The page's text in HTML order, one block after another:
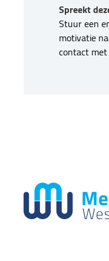
Spreekt
Stuur een
motivatie
contact